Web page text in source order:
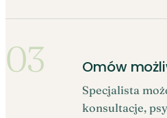
03 Omów
Specjalista
konsultacje,